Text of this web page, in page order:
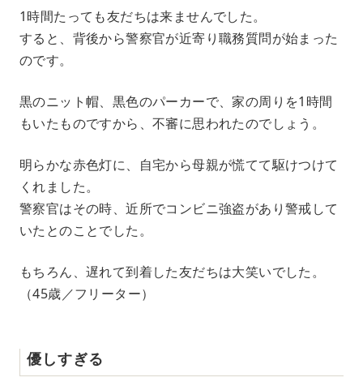
1時間たっても友だちは来ませんでした。
すると、背後から警察官が近寄り職務質問が始まった
のです。
黒のニット帽、黒色のパーカーで、家の周りを1時間
もいたものですから、不審に思われたのでしょう。
明らかな赤色灯に、自宅から母親が慌てて駆けつけて
くれました。
警察官はその時、近所でコンビニ強盗があり警戒して
いたとのことでした。
もちろん、遅れて到着した友だちは大笑いでした。
（45歳／フリーター）
優しすぎる